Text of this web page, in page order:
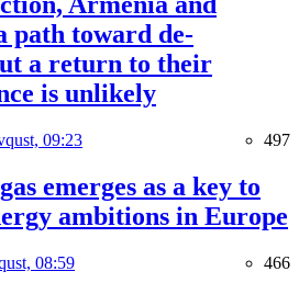
path toward de-
a return to their
is unlikely
09:23 497
emerges as a key to
ambitions in Europe
08:59 466